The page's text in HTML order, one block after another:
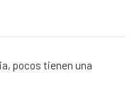
pocos tienen una